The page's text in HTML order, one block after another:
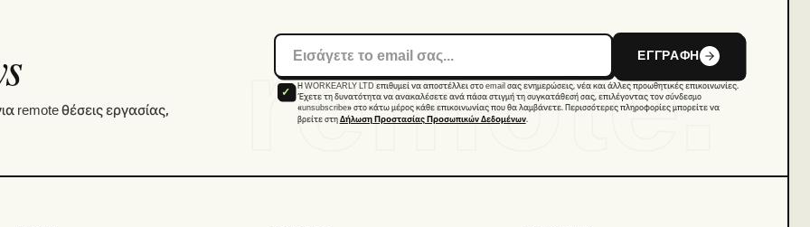
remote.
remote θέσεις εργασίας,
ΕΓΓΡΑΦΗ
Η WORKEARLY LTD επιθυμεί να αποστέλλει στο email σας ενημερώσεις, νέα και άλλες προωθητικές επικοινωνίες.
Έχετε τη δυνατότητα να ανακαλέσετε ανά πάσα στιγμή τη συγκατάθεσή σας, επιλέγοντας τον σύνδεσμο
«unsubscribe» στο κάτω μέρος κάθε επικοινωνίας που θα λαμβάνετε. Περισσότερες πληροφορίες μπορείτε να
βρείτε στηΔήλωση Προστασίας Προσωπικών Δεδομένων.